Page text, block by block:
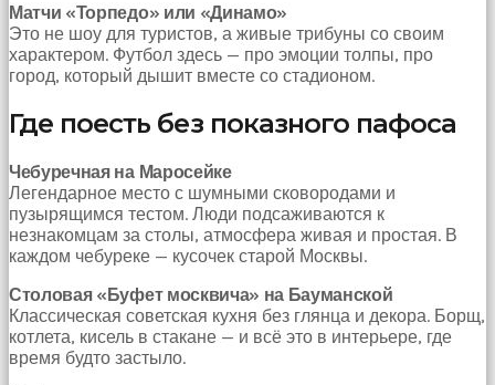
Матчи «Торпедо» или «Динамо»
Это не шоу для туристов, а живые трибуны со своим
характером. Футбол здесь — про эмоции толпы, про
город, который дышит вместе со стадионом.
Где поесть без показного пафоса
Чебуречная на Маросейке
Легендарное место с шумными сковородами и
пузырящимся тестом. Люди подсаживаются к
незнакомцам за столы, атмосфера живая и простая. В
каждом чебуреке — кусочек старой Москвы.
Столовая «Буфет москвича» на Бауманской
Классическая советская кухня без глянца и декора. Борщ,
котлета, кисель в стакане — и всё это в интерьере, где
время будто застыло.